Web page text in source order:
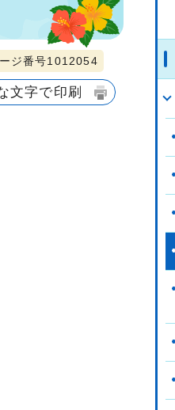
ジ番号1012054
文字で印刷